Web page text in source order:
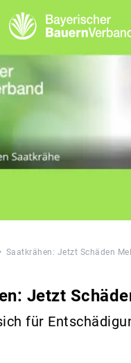
Saatkrähen: Jetzt Schäden
Jetzt
für